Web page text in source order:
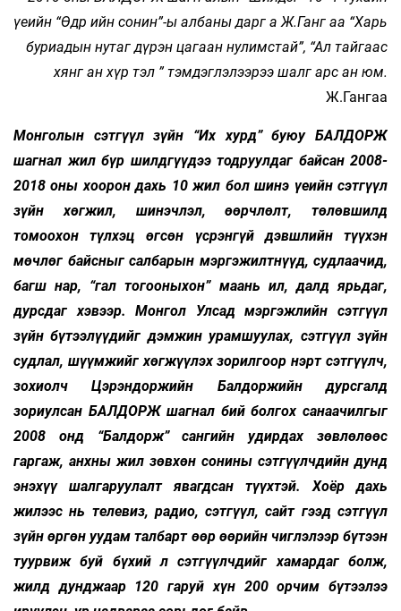
үеийн “Өдр ийн сонин”-ы албаны дарг а Ж.Ганг аа “Харь
буриадын нутаг дүрэн цагаан нулимстай”, “Ал тайгаас
хянг ан хүр тэл ” тэмдэглэлээрээ шалг арс ан юм.
Ж.Гангаа
Монголын сэтгүүл зүйн “Их хурд” буюу БАЛДОРЖ
шагнал жил бүр шилдгүүдээ тодруулдаг байсан 2008-
2018 оны хоорон дахь 10 жил бол шинэ үеийн сэтгүүл
зүйн хөгжил, шинэчлэл, өөрчлөлт, төлөвшилд
томоохон түлхэц өгсөн үсрэнгүй дэвшлийн түүхэн
мөчлөг байсныг салбарын мэргэжилтнүүд, судлаачид,
багш нар, “гал тогооныхон” маань ил, далд ярьдаг,
дурсдаг хэвээр. Монгол Улсад мэргэжлийн сэтгүүл
зүйн бүтээлүүдийг дэмжин урамшуулах, сэтгүүл зүйн
судлал, шүүмжийг хөгжүүлэх зорилгоор нэрт сэтгүүлч,
зохиолч Цэрэндоржийн Балдоржийн дурсгалд
зориулсан БАЛДОРЖ шагнал бий болгох санаачилгыг
2008 онд “Балдорж” сангийн удирдах зөвлөлөөс
гаргаж, анхны жил зөвхөн сонины сэтгүүлчдийн дунд
энэхүү шалгаруулалт явагдсан түүхтэй. Хоёр дахь
жилээс нь телевиз, радио, сэтгүүл, сайт гээд сэтгүүл
зүйн өргөн уудам талбарт өөр өөрийн чиглэлээр бүтээн
туурвиж буй бүхий л сэтгүүлчдийг хамардаг болж,
жилд дунджаар 120 гаруй хүн 200 орчим бүтээлээ